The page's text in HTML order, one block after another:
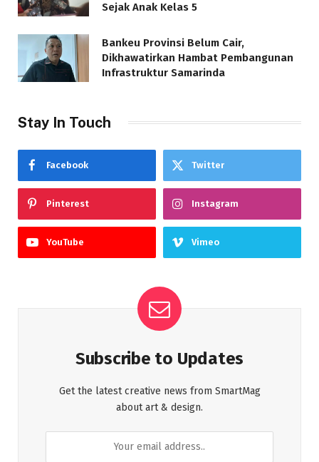
Sejak Anak Kelas 5
Bankeu Provinsi Belum Cair,
Dikhawatirkan Hambat Pembangunan
Infrastruktur Samarinda
Stay In Touch
Facebook Twitter
Pinterest Instagram
YouTube Vimeo
Subscribe to Updates
Get the latest creative news from SmartMag
about art & design.